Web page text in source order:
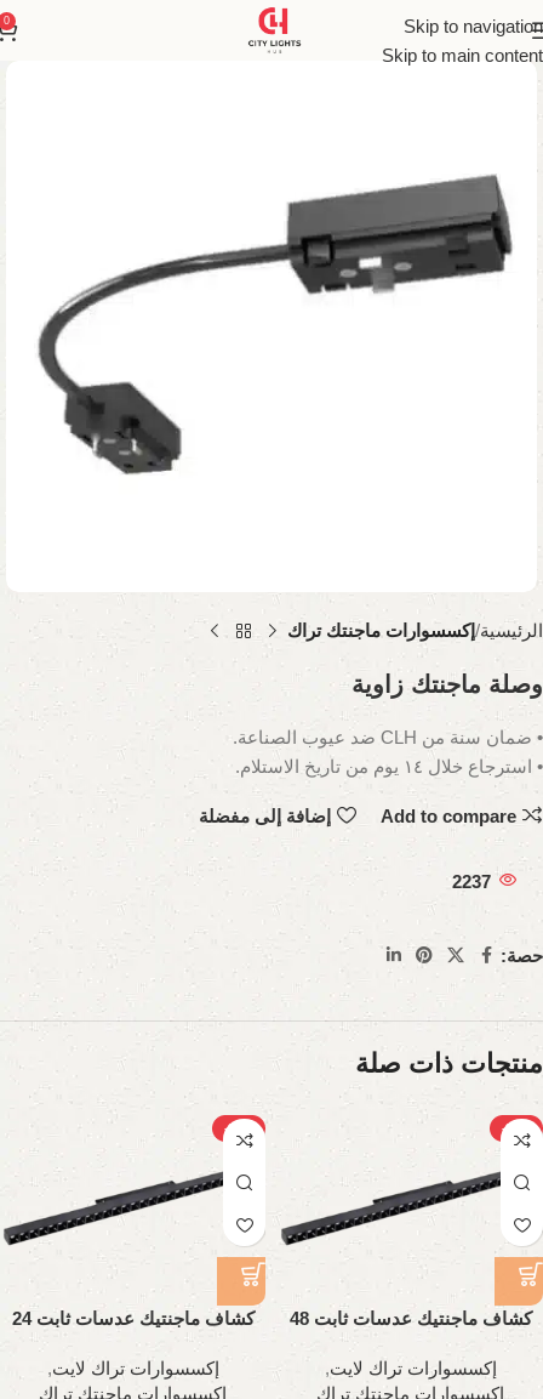
Skip to navigation
Skip to main content
0
الرئيسية إكسسوارات ماجنتك تراك
وصلة ماجنتك زاوية
• ضمان سنة من CLH ضد عيوب الصناعة.
• استرجاع خلال ١٤ يوم من تاريخ الاستلام.
Add to compare إضافة إلى مفضلة
2237
حصة:
منتجات ذات صلة
-28%
كشاف ماجنتيك عدسات ثابت 48
إكسسوارات تراك لايت,
إكسسوارات ماجنتك تراك
-28%
كشاف ماجنتيك عدسات ثابت 24
إكسسوارات تراك لايت,
إكسسوارات ماجنتك تراك